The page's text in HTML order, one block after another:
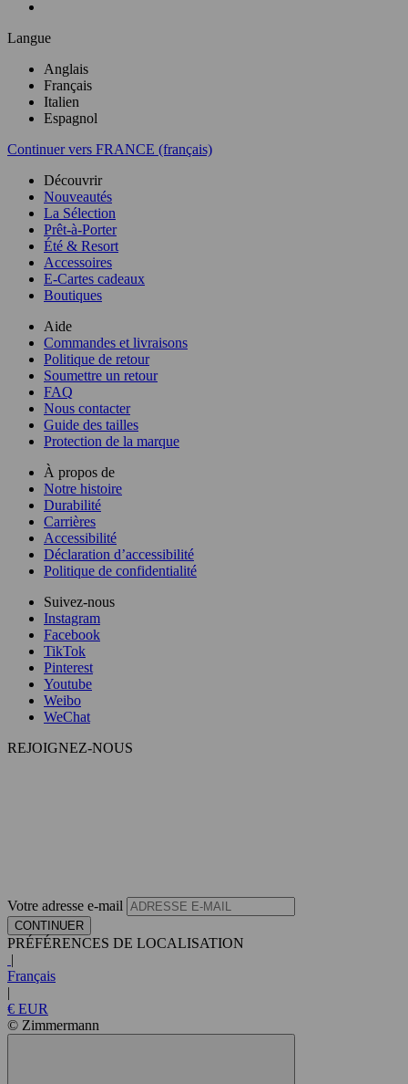
Langue
Anglais
Français
Italien
Espagnol
Continuer vers FRANCE (français)
Découvrir
Nouveautés
La Sélection
Prêt-à-Porter
Été & Resort
Accessoires
E-Cartes cadeaux
Boutiques
Aide
Commandes et livraisons
Politique de retour
Soumettre un retour
FAQ
Nous contacter
Guide des tailles
Protection de la marque
À propos de
Notre histoire
Durabilité
Carrières
Accessibilité
Déclaration d’accessibilité
Politique de confidentialité
Suivez-nous
Instagram
Facebook
TikTok
Pinterest
Youtube
Weibo
WeChat
REJOIGNEZ-NOUS
Votre adresse e-mail
CONTINUER
PRÉFÉRENCES DE LOCALISATION
|
Français
|
€ EUR
© Zimmermann